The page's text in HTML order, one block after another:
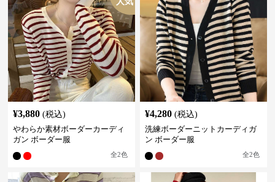
¥3,880 (税込)
やわらか素材ボーダーカーディ
ガン ボーダー服
全2色
¥4,280 (税込)
洗練ボーダーニットカーディガ
ン ボーダー服
全2色